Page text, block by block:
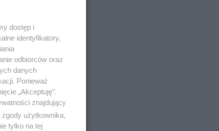
dostęp i
identyfikatory,
odbiorców oraz
danych
Ponieważ
„Akceptuję”.
znajdujący
użytkownika,
tylko na tej